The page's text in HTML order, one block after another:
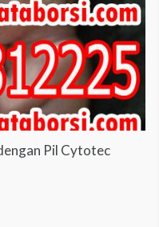
Pil Cytotec